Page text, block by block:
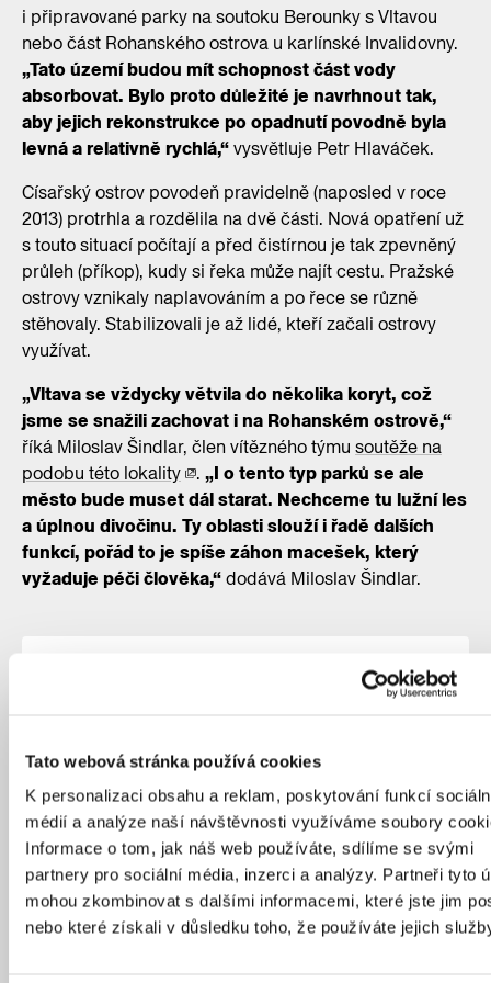
Tato webová stránka používá cookies
K personalizaci obsahu a reklam, poskytování funkcí
médií a analýze naší návštěvnosti využíváme soubory
Informace o tom, jak náš web používáte, sdílíme se svými
partnery pro sociální média, inzerci a analýzy. Partneři tyto
mohou zkombinovat s dalšími informacemi, které jste jim
nebo které získali v důsledku toho, že používáte jejich
i připravované parky na soutoku Berounky s Vltavou
nebo část Rohanského ostrova u karlínské Invalidovny.
„Tato území budou mít schopnost část vody
absorbovat. Bylo proto důležité je navrhnout tak,
aby jejich rekonstrukce po opadnutí povodně byla
levná a relativně rychlá,“vysvětluje Petr Hlaváček.
Císařský ostrov povodeň pravidelně (naposled v roce
2013) protrhla a rozdělila na dvě části. Nová opatření už
s touto situací počítají a před čistírnou je tak zpevněný
průleh (příkop), kudy si řeka může najít cestu. Pražské
ostrovy vznikaly naplavováním a po řece se různě
stěhovaly. Stabilizovali je až lidé, kteří začali ostrovy
využívat.
„Vltava se vždycky větvila do několika koryt, což
jsme se snažili zachovat i na Rohanském ostrově,“
říká Miloslav Šindlar, člen vítězného týmu soutěže na
podobu této lokality
.„I o tento typ parků se ale
město bude muset dál starat. Nechceme tu lužní les
a úplnou divočinu. Ty oblasti slouží i řadě dalších
funkcí, pořád to je spíše záhon macešek, který
vyžaduje péči člověka,“dodává Miloslav Šindlar.